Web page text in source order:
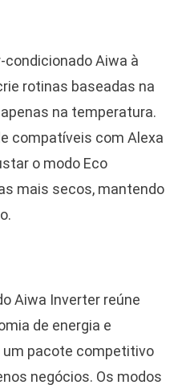
condicionado Aiwa à
rotinas baseadas na
na temperatura.
compatíveis com Alexa
o modo Eco
mais secos, mantendo
Aiwa Inverter reúne
de energia e
pacote competitivo
negócios. Os modos